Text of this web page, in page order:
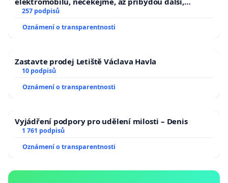
zaveďme slyšitelná auta!
257 podpisů
Oznámení o transparentnosti
Zastavte prodej Letiště Václava Havla
10 podpisů
Oznámení o transparentnosti
Vyjádření podpory pro udělení milosti – Denis
1 761 podpisů
Oznámení o transparentnosti